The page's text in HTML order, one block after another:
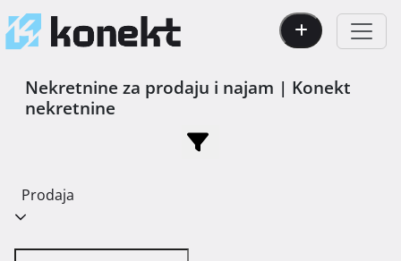
Nekretnine za prodaju i najam | Konekt
nekretnine
Prodaja